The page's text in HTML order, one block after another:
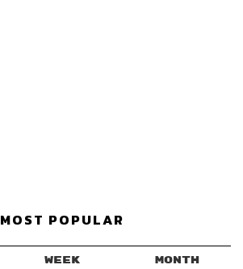
MOST POPULAR
WEEK MONTH